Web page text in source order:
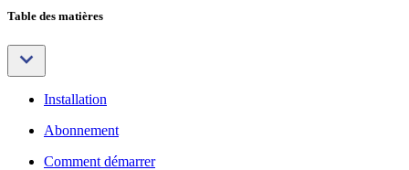
Table des matières
Installation
Abonnement
Comment démarrer